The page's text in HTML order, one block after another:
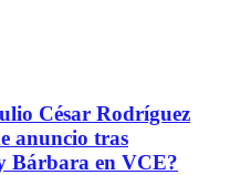
César Rodríguez
anuncio tras
Bárbara en VCE?